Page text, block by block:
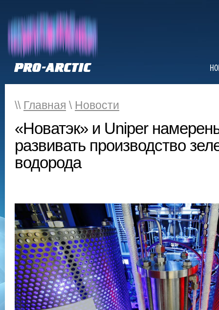
\\ Главная \ Новости
«Новатэк» и Uniper
развивать производство
водорода